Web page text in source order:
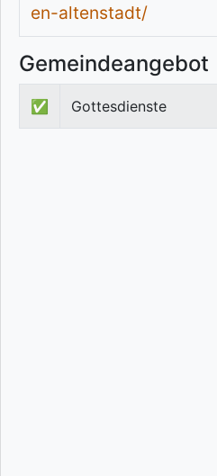
en-altenstadt/
Gemeindeangebot
✅ Gottesdienste